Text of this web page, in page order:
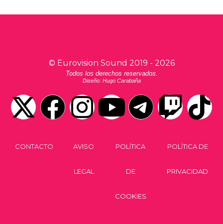
© Eurovision Sound 2019 - 2026
Todos los derechos reservados.
Diseño: Hugo Carabaña
CONTACTO AVISO
LEGAL
POLÍTICA
DE
COOKIES
POLÍTICA DE
PRIVACIDAD